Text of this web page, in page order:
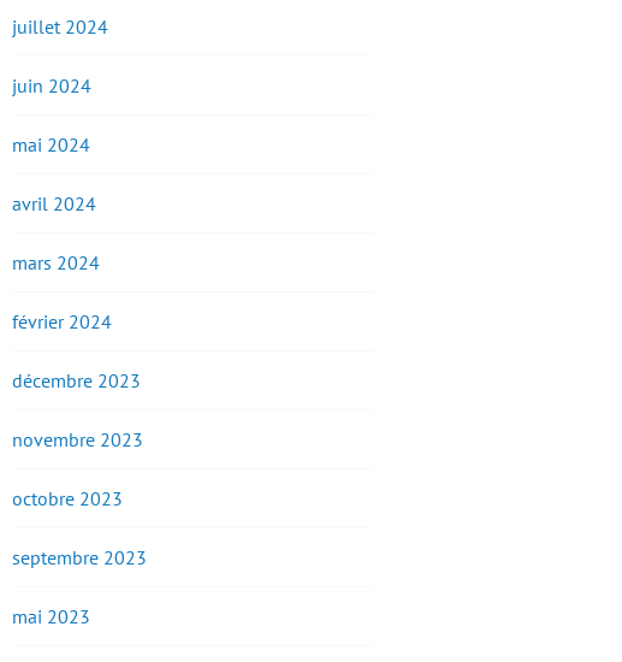
juillet 2024
juin 2024
mai 2024
avril 2024
mars 2024
février 2024
décembre 2023
novembre 2023
octobre 2023
septembre 2023
mai 2023